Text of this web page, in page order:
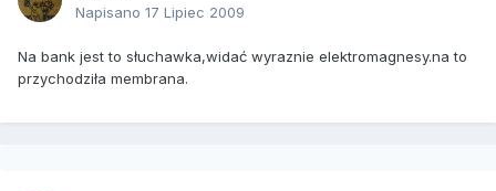
Napisano 17 Lipiec 2009
Na bank jest to słuchawka,widać wyraznie elektromagnesy.na to
przychodziła membrana.